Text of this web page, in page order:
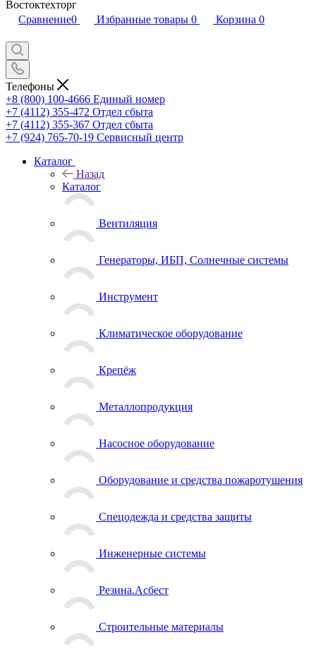
Востоктехторг
Сравнение0 Избранные товары 0 Корзина 0
Телефоны
+8 (800) 100-4666 Единый номер
+7 (4112) 355-472 Отдел сбыта
+7 (4112) 355-367 Отдел сбыта
+7 (924) 765-70-19 Сервисный центр
Каталог
Назад
Каталог
Вентиляция
Генераторы, ИБП, Солнечные системы
Инструмент
Климатическое оборудование
Крепёж
Металлопродукция
Насосное оборудование
Оборудование и средства пожаротушения
Спецодежда и средства защиты
Инженерные системы
Резина.Асбест
Строительные материалы